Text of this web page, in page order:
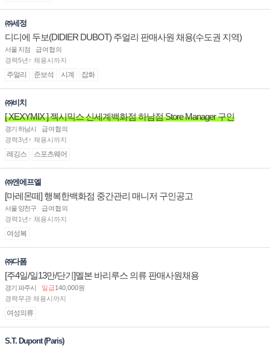
㈜세정
디디에 두보(DIDIER DUBOT) 주얼리 판매사원 채용(수도권 지역)
서울 지점
급여협의
경력5년↑ 채용시까지
주얼리 준보석 시계 잡화
㈜비치
[ XEXYMIX ] 젝시믹스 신세계백화점 하남점 Store Manager 구인
경기 하남시
급여협의
경력3년↑ 채용시까지
레깅스 스포츠웨어
㈜엔에프엘
[마레몬떼] 행복한백화점 중간관리 매니저 구인공고
서울 양천구
급여협의
경력1년↑ 채용시까지
여성복
㈜다폼
[주4일/일13만/단기]멜본 바리루스 의류 판매사원채용
경기 파주시 일급140,000원
경력무관 채용시까지
여성의류
S.T. Dupont (Paris)